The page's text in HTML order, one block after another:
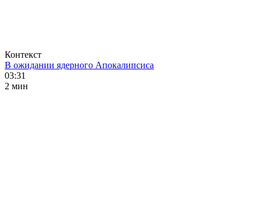
Контекст
В ожидании ядерного Апокалипсиса
03:31
2 мин